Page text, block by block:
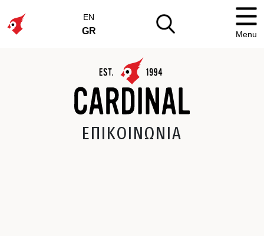
EN
GR Menu
ΕΠΙΚΟΙΝΩΝΙΑ